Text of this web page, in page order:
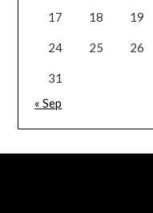
17 18 19
24 25 26
31
« Sep